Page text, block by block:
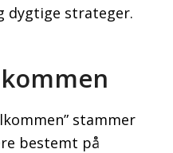
dygtige strateger.
stammer
bestemt på